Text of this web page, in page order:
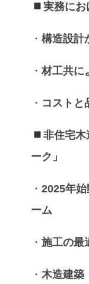
実務にお
・構造設計
・材工共に
・ コスト と
非住宅木
ーク 」
・2025年
ーム
・施工の最
・木造建築